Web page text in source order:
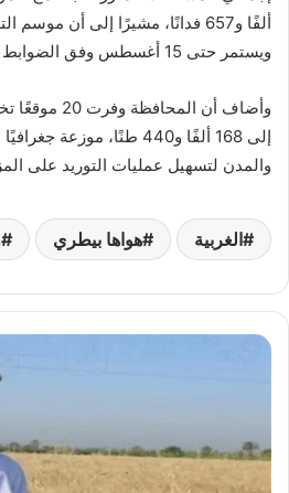
ويستمر حتى 15 أغسطس وفق الضوابط المنظمة.
وأضاف أن
إلى 168 ألفًا و440 طنًا،
والمدن لتسهيل عمليات التوريد على
الغربية هواها بيطري
المنيا:
قمح
لدعم